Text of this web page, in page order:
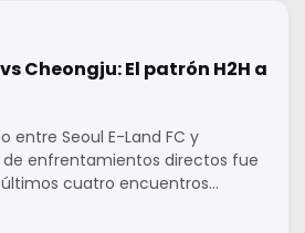
Cheongju: El patrón H2H a
entre Seoul E-Land FC y
enfrentamientos directos fue
cuatro encuentros…